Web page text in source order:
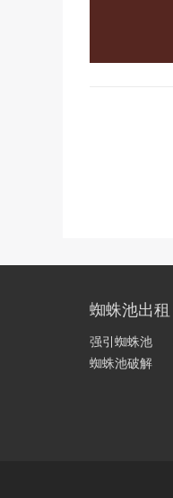
蜘蛛池出租
强引蜘蛛池
蜘蛛池破解